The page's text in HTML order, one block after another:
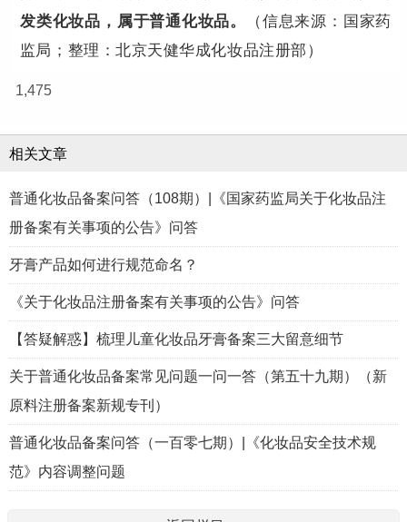
发类化妆品，属于普通化妆品。
（信息来源：国家药
监局；整理：北京天健华成化妆品注册部）
1,475
相关文章
普通化妆品备案问答（108期）|《国家药监局关于化妆品注
册备案有关事项的公告》问答
牙膏产品如何进行规范命名？
《关于化妆品注册备案有关事项的公告》问答
【答疑解惑】梳理儿童化妆品牙膏备案三大留意细节
关于普通化妆品备案常见问题一问一答（第五十九期）（新
原料注册备案新规专刊）
普通化妆品备案问答（一百零七期）|《化妆品安全技术规
范》内容调整问题